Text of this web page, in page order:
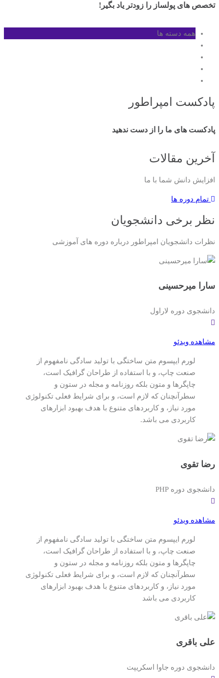
تخصص های پولساز را زودتر یاد بگیر!
همه دسته ها
پادکست امپراطور
پادکست های ما را از دست ندهید
آخرین مقالات
افزایش دانش شما با ما
تمام دوره ها
نظر برخی دانشجویان
نظرات دانشجویان امپراطور درباره دوره های آموزشی
سارا میرحسینی
دانشجوی دوره لاراول
مشاهده ویدئو
لورم ایپسوم متن ساختگی با تولید سادگی نامفهوم از
صنعت چاپ، و با استفاده از طراحان گرافیک است،
چاپگرها و متون بلکه روزنامه و مجله در ستون و
سطرآنچنان که لازم است، و برای شرایط فعلی تکنولوژی
مورد نیاز، و کاربردهای متنوع با هدف بهبود ابزارهای
کاربردی می باشد.
رضا تقوی
دانشجوی دوره PHP
مشاهده ویدئو
لورم ایپسوم متن ساختگی با تولید سادگی نامفهوم از
صنعت چاپ، و با استفاده از طراحان گرافیک است،
چاپگرها و متون بلکه روزنامه و مجله در ستون و
سطرآنچنان که لازم است، و برای شرایط فعلی تکنولوژی
مورد نیاز، و کاربردهای متنوع با هدف بهبود ابزارهای
کاربردی می باشد
علی باقری
دانشجوی دوره جاوا اسکریپت